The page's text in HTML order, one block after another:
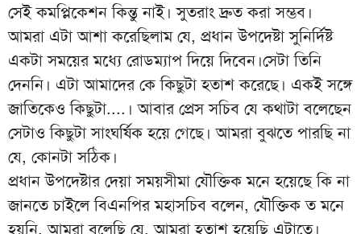
সেই কমপ্লিকেশন কিন্তু নাই। সুতরাং দ্রুত করা সম্ভব।
আমরা এটা আশা করেছিলাম যে, প্রধান উপদেষ্টা সুনির্দিষ্ট
একটা সময়ের মধ্যে রোডম্যাপ দিয়ে দিবেন।সেটা তিনি
দেননি। এটা আমাদের কে কিছুটা হতাশ করেছে। একই সঙ্গে
জাতিকেও কিছুটা....। আবার প্রেস সচিব যে কথাটা বলেছেন
সেটাও কিছুটা সাংঘর্ষিক হয়ে গেছে। আমরা বুঝতে পারছি না
যে, কোনটা সঠিক।
প্রধান উপদেষ্টার দেয়া সময়সীমা যৌক্তিক মনে হয়েছে কি না
জানতে চাইলে বিএনপির মহাসচিব বলেন, যৌক্তিক ত মনে
হয়নি, আমরা বলেছি যে, আমরা হতাশ হয়েছি এটাতে।